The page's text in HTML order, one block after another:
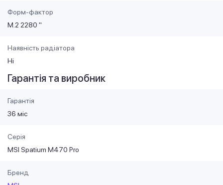
Форм-фактор
M.2 2280 "
Наявність радіатора
Ні
Гарантія та виробник
Гарантія
36 міс
Серія
MSI Spatium M470 Pro
Бренд